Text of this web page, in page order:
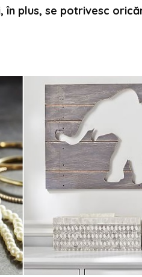
în plus, se potrivesc